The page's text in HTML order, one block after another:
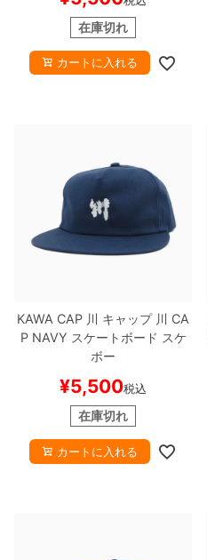
在庫切れ
カートに入れる
KAWA CAP 川 キャップ川 CA
PNAVY スケートボード スケ
ボー
¥5,500税込
在庫切れ
カートに入れる